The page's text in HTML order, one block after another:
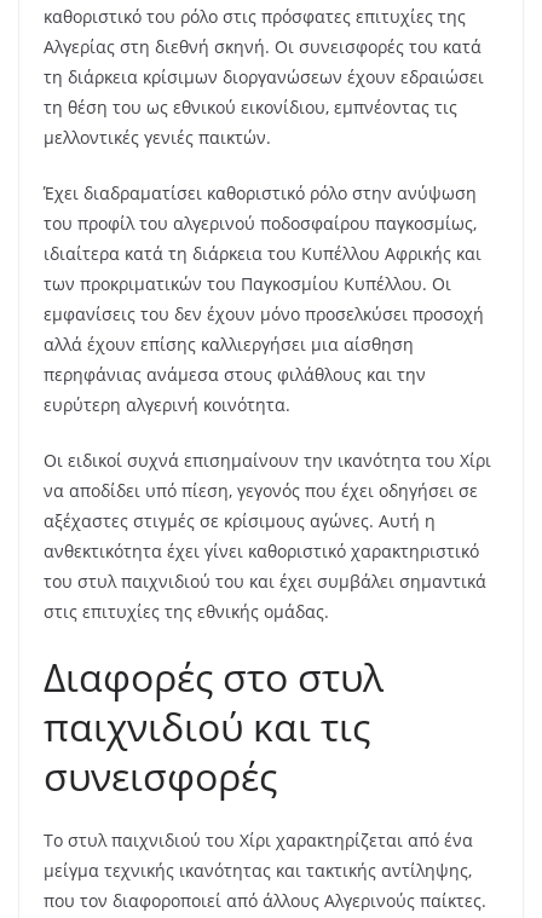
καθοριστικό του ρόλο στις πρόσφατες επιτυχίες της
Αλγερίας στη διεθνή σκηνή. Οι συνεισφορές του κατά
τη διάρκεια κρίσιμων διοργανώσεων έχουν εδραιώσει
τη θέση του ως εθνικού εικονίδιου, εμπνέοντας τις
μελλοντικές γενιές παικτών.
Έχει διαδραματίσει καθοριστικό ρόλο στην ανύψωση
του προφίλ του αλγερινού ποδοσφαίρου παγκοσμίως,
ιδιαίτερα κατά τη διάρκεια του Κυπέλλου Αφρικής και
των προκριματικών του Παγκοσμίου Κυπέλλου. Οι
εμφανίσεις του δεν έχουν μόνο προσελκύσει προσοχή
αλλά έχουν επίσης καλλιεργήσει μια αίσθηση
περηφάνιας ανάμεσα στους φιλάθλους και την
ευρύτερη αλγερινή κοινότητα.
Οι ειδικοί συχνά επισημαίνουν την ικανότητα του Χίρι
να αποδίδει υπό πίεση, γεγονός που έχει οδηγήσει σε
αξέχαστες στιγμές σε κρίσιμους αγώνες. Αυτή η
ανθεκτικότητα έχει γίνει καθοριστικό χαρακτηριστικό
του στυλ παιχνιδιού του και έχει συμβάλει σημαντικά
στις επιτυχίες της εθνικής ομάδας.
Διαφορές στο στυλ
παιχνιδιού και τις
συνεισφορές
Το στυλ παιχνιδιού του Χίρι χαρακτηρίζεται από ένα
μείγμα τεχνικής ικανότητας και τακτικής αντίληψης,
που τον διαφοροποιεί από άλλους Αλγερινούς παίκτες.